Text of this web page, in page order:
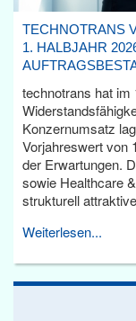
TECHNOTRANS
1. HALBJAHR
technotrans hat im
Konzernumsatz
Vorjahreswert von
der Erwartungen.
sowie Healthcare
strukturell
Weiterlesen...